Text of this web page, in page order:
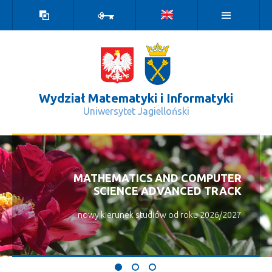
kontrastowa
Wydział Matematyki i Informatyki
Uniwersytet Jagielloński
Wydarzenia - Wydział Matematyki
MATHEMATICS AND COMPUTER
SCIENCE ADVANCED TRACK
nowy kierunek studiów od roku 2026/2027